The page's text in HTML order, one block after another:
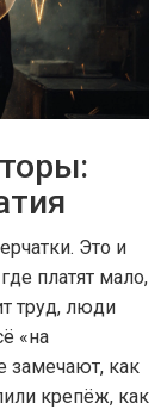
Это и
платят мало,
труд, люди
«на
замечают, как
крепёж, как